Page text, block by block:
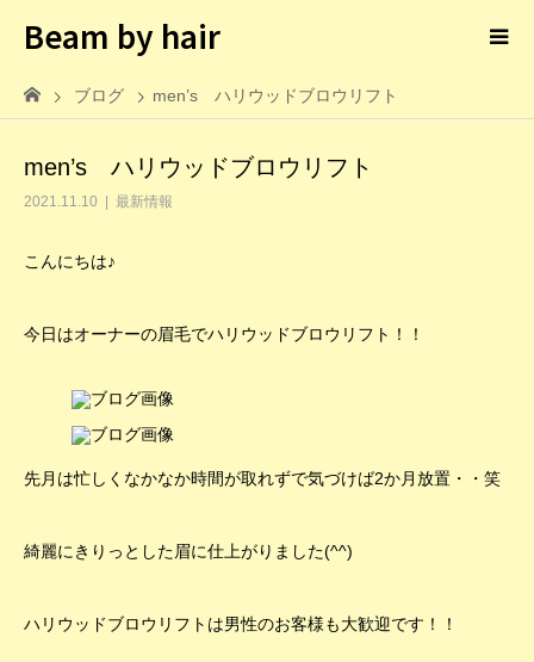
Beam by hair
ブログ men’s ハリウッドブロウリフト
men’s ハリウッドブロウリフト
2021.11.10 最新情報
こんにちは♪
今日はオーナーの眉毛でハリウッドブロウリフト！！
先月は忙しくなかなか時間が取れずで気づけば2か月放置・・笑
綺麗にきりっとした眉に仕上がりました(^^)
ハリウッドブロウリフトは男性のお客様も大歓迎です！！